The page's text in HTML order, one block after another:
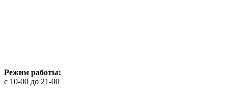
Режим работы:
с 10-00 до 21-00